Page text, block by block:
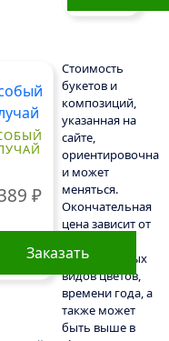
₽
Заказать
Стоимость
букетов и
композиций,
указанная на
сайте,
ориентировочна
и может
меняться.
Окончательная
цена зависит от
определенных
видов цветов,
времени года, а
также может
быть выше в